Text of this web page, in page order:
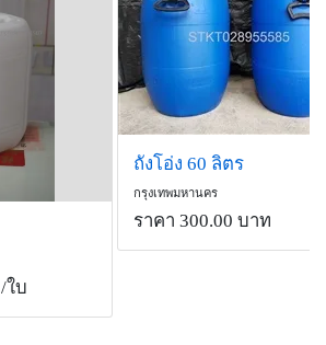
/ใบ
ถังโอ่ง 60 ลิตร
กรุงเทพมหานคร
ราคา 300.00 บาท